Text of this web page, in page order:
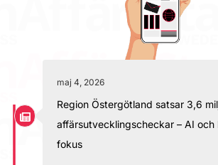
maj 4, 2026
Region Östergötland satsar 3,6
affärsutvecklingscheckar – AI och
fokus